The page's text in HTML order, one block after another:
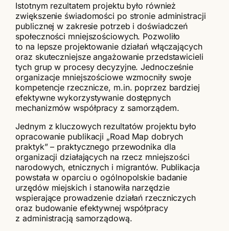
Istotnym rezultatem projektu było również
zwiększenie świadomości po stronie administracji
publicznej w zakresie potrzeb i doświadczeń
społeczności mniejszościowych. Pozwoliło
to na lepsze projektowanie działań włączających
oraz skuteczniejsze angażowanie przedstawicieli
tych grup w procesy decyzyjne. Jednocześnie
organizacje mniejszościowe wzmocniły swoje
kompetencje rzecznicze, m.in. poprzez bardziej
efektywne wykorzystywanie dostępnych
mechanizmów współpracy z samorządem.
Jednym z kluczowych rezultatów projektu było
opracowanie publikacji „Road Map dobrych
praktyk” – praktycznego przewodnika dla
organizacji działających na rzecz mniejszości
narodowych, etnicznych i migrantów. Publikacja
powstała w oparciu o ogólnopolskie badanie
urzędów miejskich i stanowiła narzędzie
wspierające prowadzenie działań rzeczniczych
oraz budowanie efektywnej współpracy
z administracją samorządową.